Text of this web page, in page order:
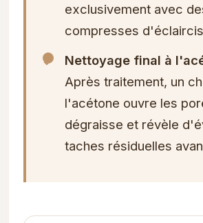
exclusivement avec
compresses
Nettoyage final à
Après traitement, un
l'acétone ouvre les
dégraisse et révèle
taches résiduelles